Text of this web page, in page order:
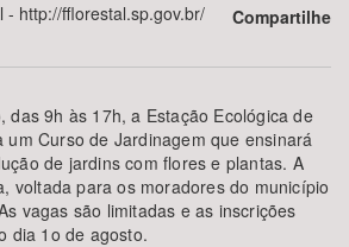
- http://fflorestal.sp.gov.br/
Compartilhe
das 9h às 17h, a Estação Ecológica de
um Curso de Jardinagem que ensinará
de jardins com flores e plantas. A
voltada para os moradores do município
vagas são limitadas e as inscrições
dia 1o de agosto.